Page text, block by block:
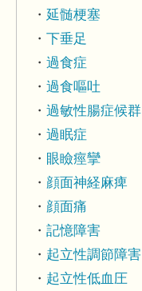
延髄梗塞
下垂足
過食症
過食嘔吐
過敏性腸症候群
過眠症
眼瞼痙攣
顔面神経麻痺
顔面痛
記憶障害
起立性調節障害
起立性低血圧